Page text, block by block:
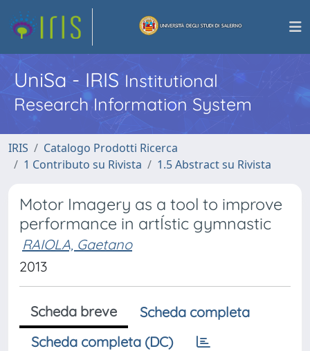
UniSa - IRISInstitutional
Research Information System
IRIS
Catalogo Prodotti Ricerca
1 Contributo su Rivista
1.5 Abstract su Rivista
Motor Imagery as a tool to improve
performance in artÍstic gymnastic
RAIOLA, Gaetano
2013
Scheda breve
Scheda completa
Scheda completa (DC)